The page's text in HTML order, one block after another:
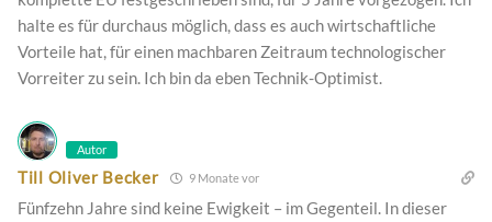
halte es für durchaus möglich, dass es auch wirtschaftliche
Vorteile hat, für einen machbaren Zeitraum technologischer
Vorreiter zu sein. Ich bin da eben Technik-Optimist.
Autor
Till Oliver Becker 9 Monate vor
Fünfzehn Jahre sind keine Ewigkeit – im Gegenteil. In dieser